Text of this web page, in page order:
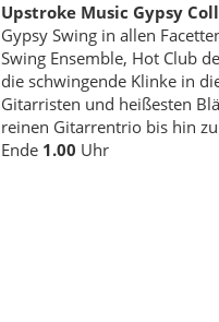
Upstroke Music Gypsy
Gypsy Swing in allen
Swing Ensemble, Hot Club
die schwingende Klinke in
Gitarristen und heißesten
reinen Gitarrentrio bis hin
Ende 1.00 Uhr